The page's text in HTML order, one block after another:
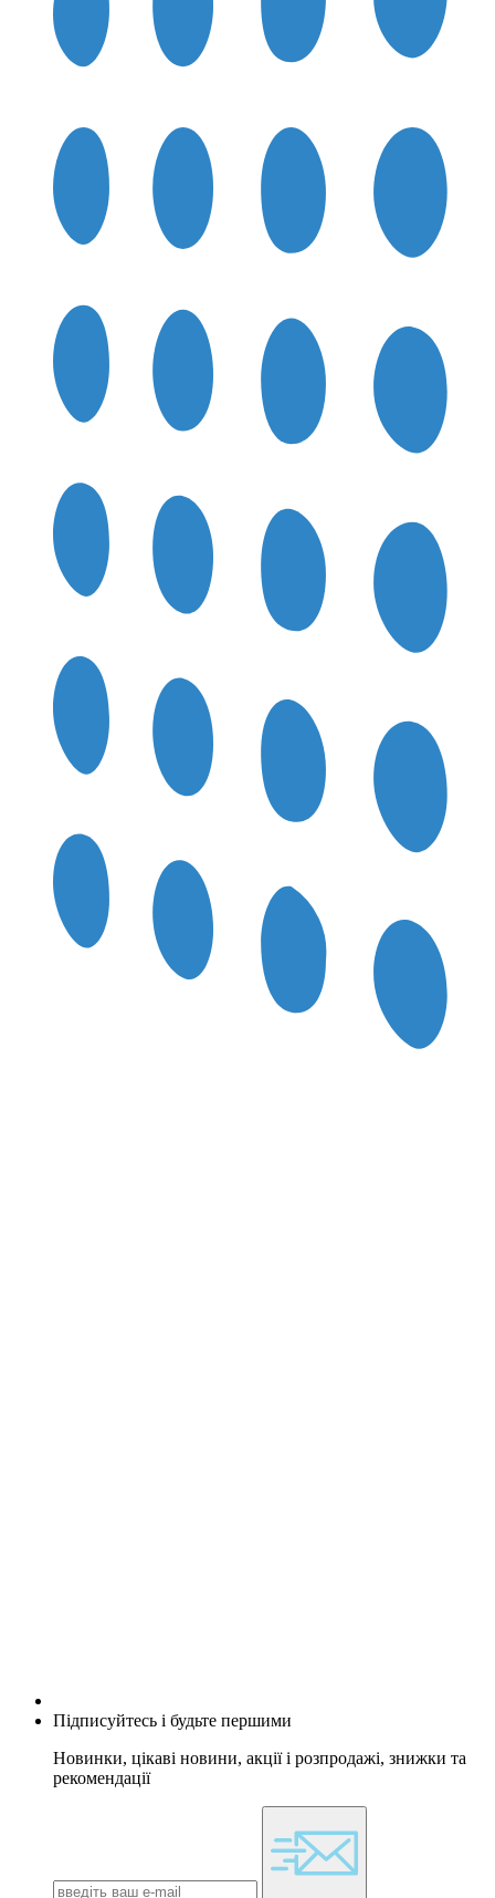
Підписуйтесь і будьте першими
Новинки, цікаві новини, акції і розпродажі, знижки та
рекомендації